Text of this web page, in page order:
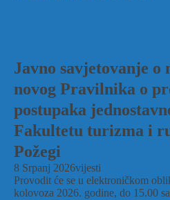
Javno savjetovanje
novog Pravilnika o
postupaka
Fakultetu turizma i
Požegi
8 Srpanj 2026vijesti
Provodit će se u elektroničkom
kolovoza 2026. godine, do 15.00